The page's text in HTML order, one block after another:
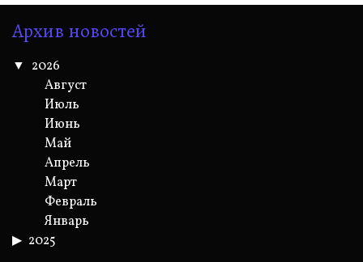
Архив новостей
2026
Август
Июль
Июнь
Май
Апрель
Март
Февраль
Январь
2025